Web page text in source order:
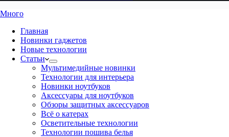
Много
Главная
Новинки гаджетов
Новые технологии
Статьи
Мультимедийные новинки
Технологии для интерьера
Новинки ноутбуков
Аксессуары для ноутбуков
Обзоры защитных аксессуаров
Всё о катерах
Осветительные технологии
Технологии пошива белья